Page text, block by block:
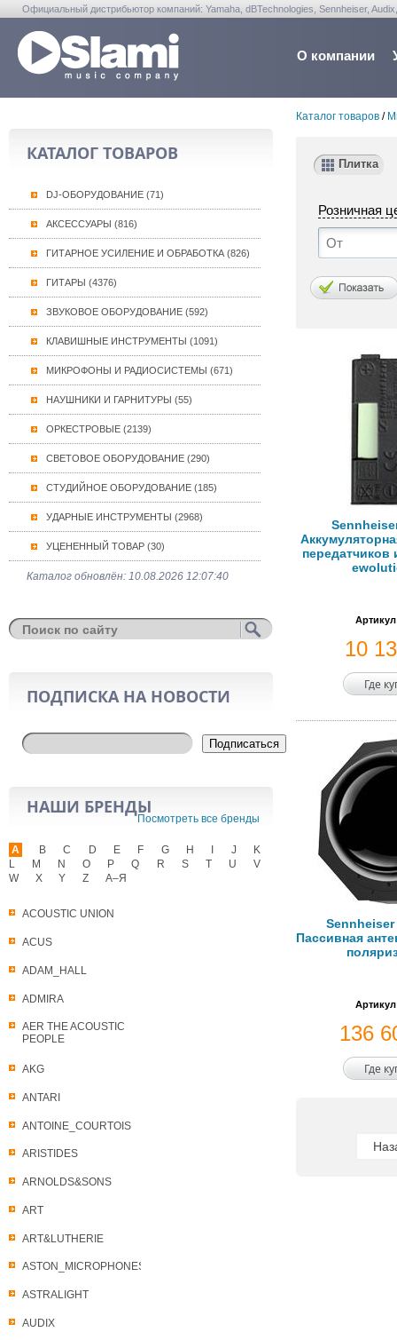
Официальный дистрибьютор компаний: Yamaha, dBTechnologies, Sennheiser,
О компании
КАТАЛОГ ТОВАРОВ
DJ-ОБОРУДОВАНИЕ (71)
АКСЕССУАРЫ (816)
ГИТАРНОЕ УСИЛЕНИЕ И ОБРАБОТКА (826)
ГИТАРЫ (4376)
ЗВУКОВОЕ ОБОРУДОВАНИЕ (592)
КЛАВИШНЫЕ ИНСТРУМЕНТЫ (1091)
МИКРОФОНЫ И РАДИОСИСТЕМЫ (671)
НАУШНИКИ И ГАРНИТУРЫ (55)
ОРКЕСТРОВЫЕ (2139)
СВЕТОВОЕ ОБОРУДОВАНИЕ (290)
СТУДИЙНОЕ ОБОРУДОВАНИЕ (185)
УДАРНЫЕ ИНСТРУМЕНТЫ (2968)
УЦЕНЕННЫЙ ТОВАР (30)
Каталог обновлён: 10.08.2026 12:07:40
ПОДПИСКА НА НОВОСТИ
Подписаться
НАШИ БРЕНДЫ
Посмотреть все бренды
A
ACOUSTIC UNION
ACUS
ADAM_HALL
ADMIRA
AER THE ACOUSTIC
PEOPLE
AKG
ANTARI
ANTOINE_COURTOIS
ARISTIDES
ARNOLDS&SONS
ART
ART&LUTHERIE
ASTON_MICROPHONES
ASTRALIGHT
AUDIX
B C D E F G H J
K
L
M N O P Q R S T U
V
W
X Y Z А–Я
Каталог товаров/
Плитка
Розничная
передатчиков
10
Где
Sennheiser
Пассивная
136
Где